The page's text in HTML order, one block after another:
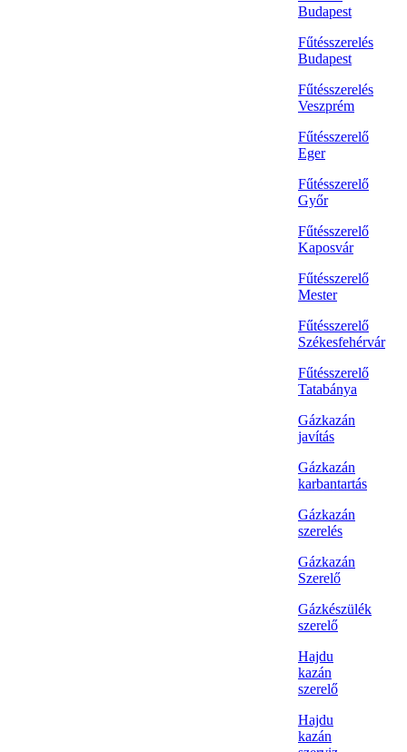
Budapest
Fűtésszerelés
Budapest
Fűtésszerelés
Veszprém
Fűtésszerelő
Eger
Fűtésszerelő
Győr
Fűtésszerelő
Kaposvár
Fűtésszerelő
Mester
Fűtésszerelő
Székesfehérvár
Fűtésszerelő
Tatabánya
Gázkazán
javítás
Gázkazán
karbantartás
Gázkazán
szerelés
Gázkazán
Szerelő
Gázkészülék
szerelő
Hajdu
kazán
szerelő
Hajdu
kazán